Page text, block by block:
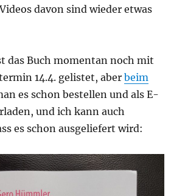
davon sind wieder etwas
das Buch momentan noch mit
14.4. gelistet, aberbeim
es schon bestellen und als E-
und ich kann auch
es schon ausgeliefert wird: